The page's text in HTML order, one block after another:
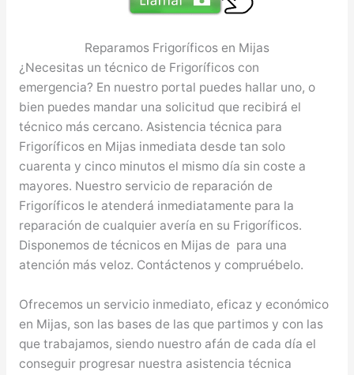
Reparamos Frigoríficos en Mijas
¿Necesitas un técnico de Frigoríficos con
emergencia? En nuestro portal puedes hallar uno, o
bien puedes mandar una solicitud que recibirá el
técnico más cercano. Asistencia técnica para
Frigoríficos en Mijas inmediata desde tan solo
cuarenta y cinco minutos el mismo día sin coste a
mayores. Nuestro servicio de reparación de
Frigoríficos le atenderá inmediatamente para la
reparación de cualquier avería en su Frigoríficos.
Disponemos de técnicos en Mijas de para una
atención más veloz. Contáctenos y compruébelo.
Ofrecemos un servicio inmediato, eficaz y económico
en Mijas, son las bases de las que partimos y con las
que trabajamos, siendo nuestro afán de cada día el
conseguir progresar nuestra asistencia técnica